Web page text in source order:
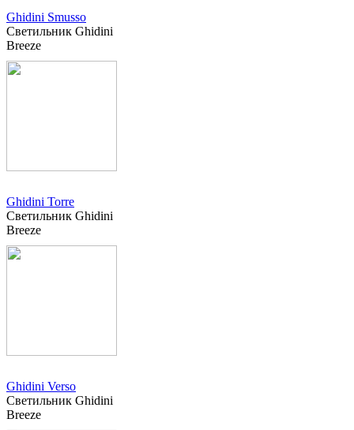
Ghidini Smusso
Светильник Ghidini
Breeze
Ghidini Torre
Светильник Ghidini
Breeze
Ghidini Verso
Светильник Ghidini
Breeze